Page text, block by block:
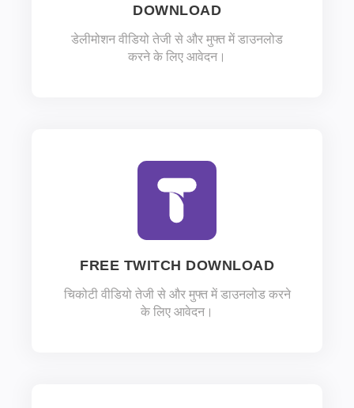
DOWNLOAD
डेलीमोशन वीडियो तेजी से और मुफ्त में डाउनलोड
करने के लिए आवेदन।
FREE TWITCH DOWNLOAD
चिकोटी वीडियो तेजी से और मुफ्त में डाउनलोड करने
के लिए आवेदन।